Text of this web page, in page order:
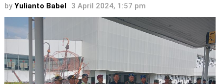
by Yulianto Babel 3 April 2024, 1:57 pm